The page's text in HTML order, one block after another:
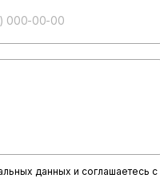
данных и соглашаетесь с